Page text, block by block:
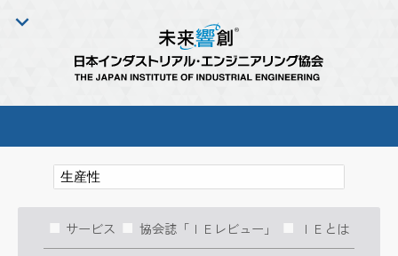
サービス 協会誌「ＩＥレビュー」 ＩＥとは